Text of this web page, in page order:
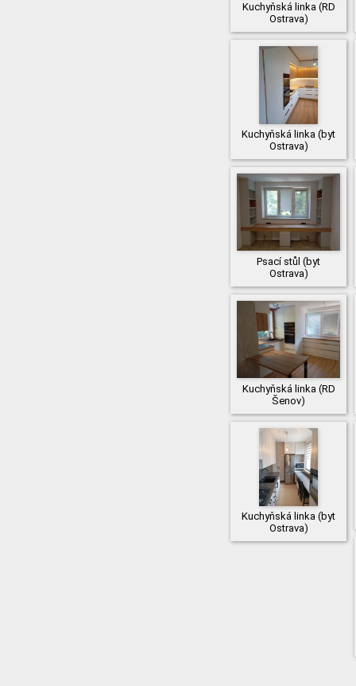
Kuchyňská linka (RD
Ostrava)
Kuchyňská linka (byt
Ostrava)
Psací stůl (byt
Ostrava)
Kuchyňská linka (RD
Šenov)
Kuchyňská linka (byt
Ostrava)